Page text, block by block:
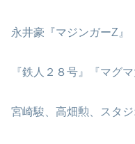
永井豪『マジンガーZ』
『鉄人２８号』『マグマ
宮崎駿、高畑勲、スタ